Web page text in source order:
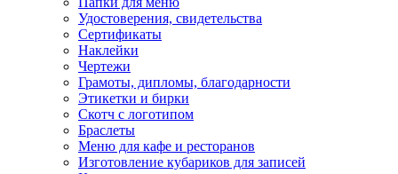
Удостоверения, свидетельства
Сертификаты
Наклейки
Чертежи
Грамоты, дипломы, благодарности
Этикетки и бирки
Скотч с логотипом
Браслеты
Меню для кафе и ресторанов
Изготовление кубариков для записей